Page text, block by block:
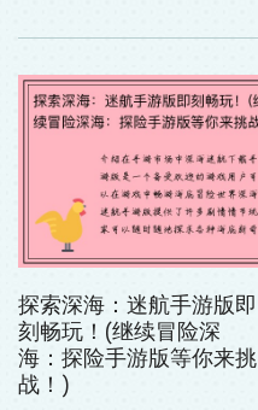
探索深海：迷航手游版即
刻畅玩！(继续冒险深
海：探险手游版等你来挑
战！)